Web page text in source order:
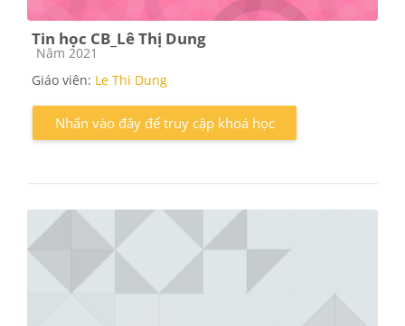
Tin học CB_Lê Thị Dung
Các loại khóa học
Năm 2021
Giáo viên: Le Thi Dung
Nhấn vào đây để truy cập khoá học